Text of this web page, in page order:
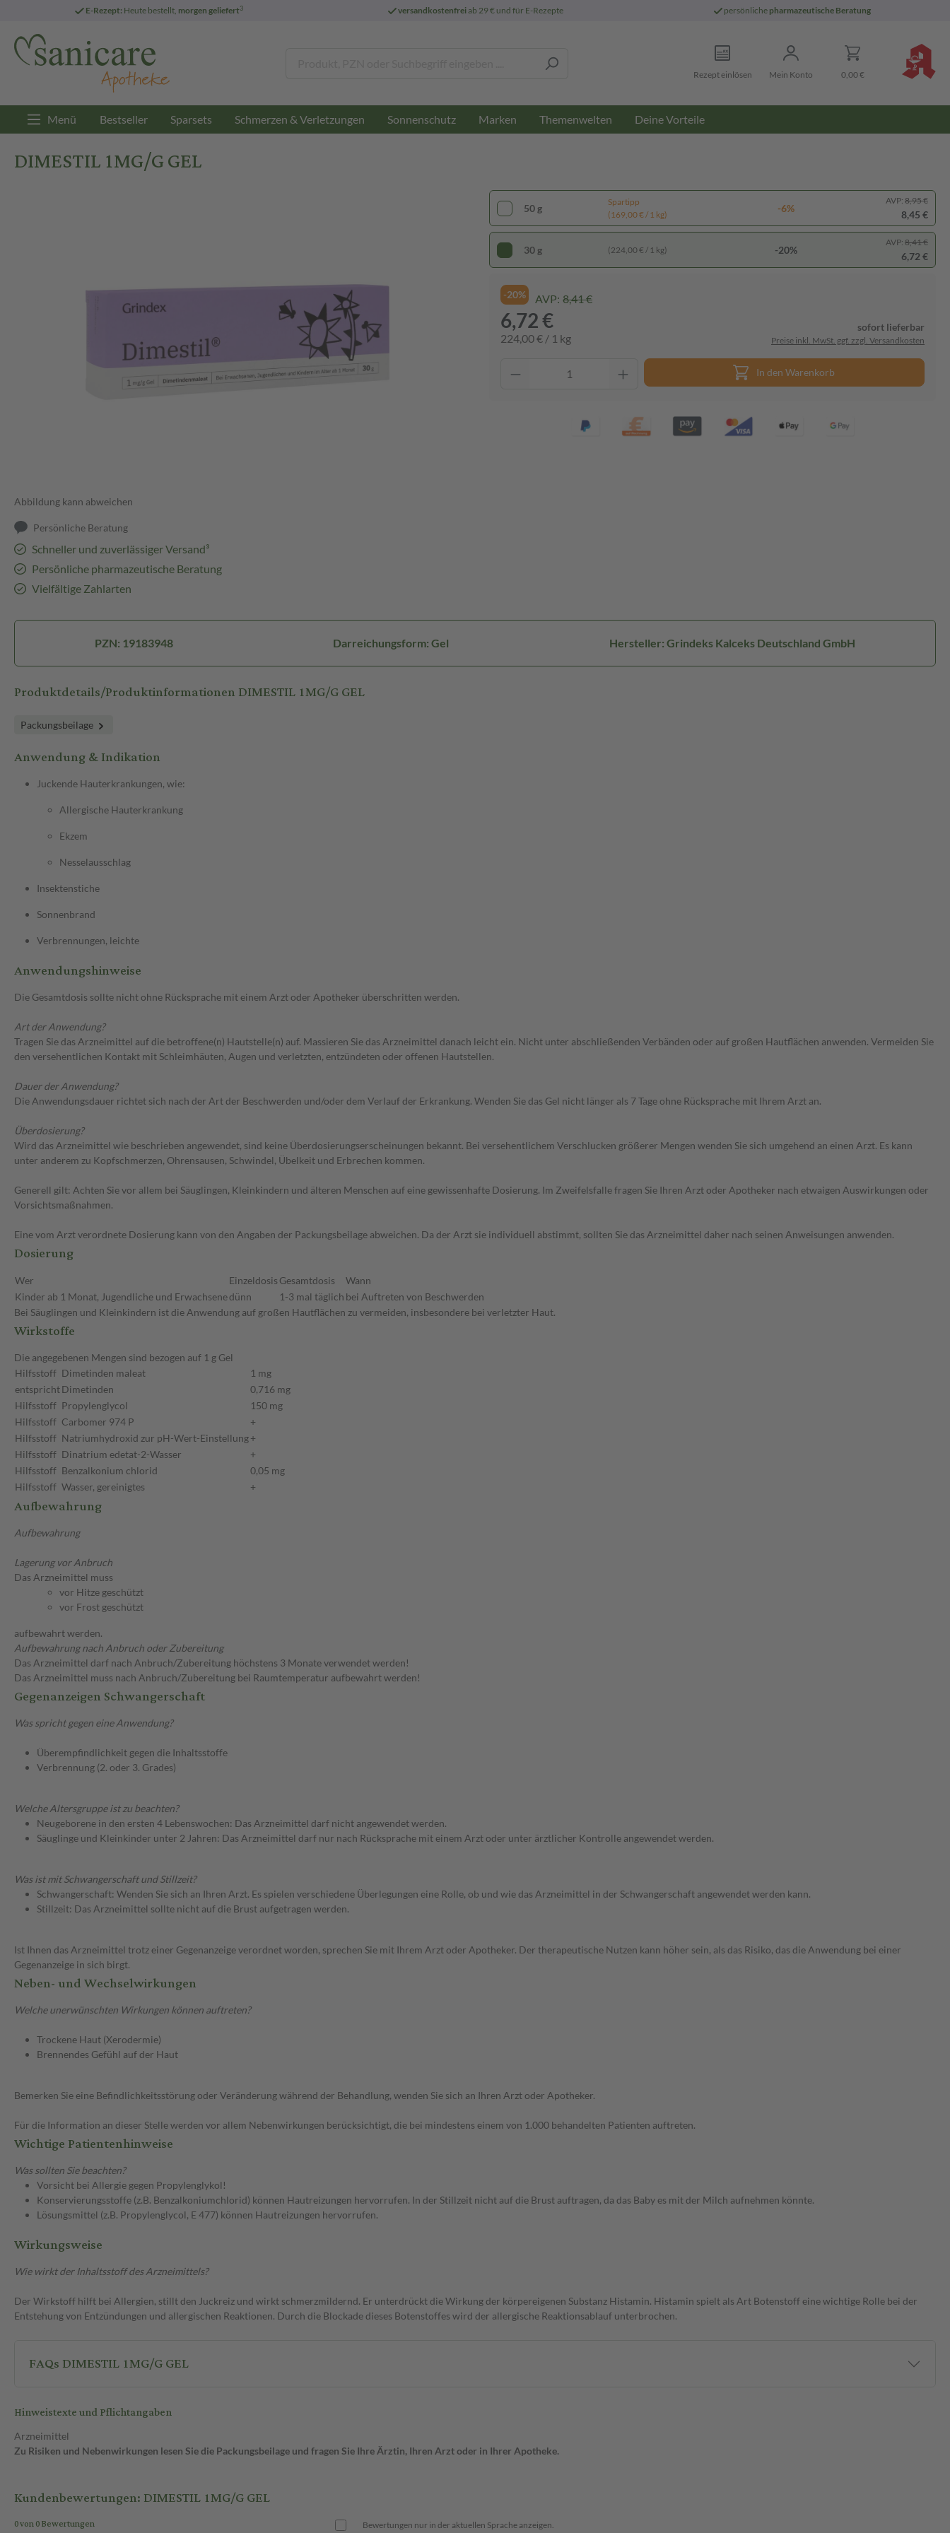
E-Rezept: Heute bestellt, morgen geliefert3 versandkostenfreiab 29 € und für E-Rezepte persönliche pharmazeutische Beratung
Rezept einlösen Mein Konto 0,00 €
Menü Bestseller Sparsets Schmerzen & Verletzungen Sonnenschutz Marken Themenwelten Deine Vorteile
DIMESTIL 1MG/G GEL
Abbildung kann abweichen
Persönliche Beratung
Schneller und zuverlässiger Versand³
Persönliche pharmazeutische Beratung
Vielfältige Zahlarten
50 g
Spartipp
(169,00 € / 1 kg)
-6%
AVP: 8,95 €
8,45 €
30 g (224,00 € / 1 kg) -20%
AVP: 8,41 €
6,72 €
-20% AVP: 8,41 €
6,72 €
224,00 € / 1 kg
sofort lieferbar
Preise inkl. MwSt. ggf. zzgl. Versandkosten
In den Warenkorb
PZN: 19183948 Darreichungsform: Gel Hersteller: Grindeks Kalceks Deutschland GmbH
Produktdetails/Produktinformationen DIMESTIL 1MG/G GEL
Packungsbeilage
Anwendung & Indikation
Juckende Hauterkrankungen, wie:
Allergische Hauterkrankung
Ekzem
Nesselausschlag
Insektenstiche
Sonnenbrand
Verbrennungen, leichte
Anwendungshinweise
Die Gesamtdosis sollte nicht ohne Rücksprache mit einem Arzt oder Apotheker überschritten werden.
Art der Anwendung?
Tragen Sie das Arzneimittel auf die betroffene(n) Hautstelle(n) auf. Massieren Sie das Arzneimittel danach leicht ein. Nicht unter abschließenden Verbänden oder auf großen Hautflächen anwenden. Vermeiden Sie
den versehentlichen Kontakt mit Schleimhäuten, Augen und verletzten, entzündeten oder offenen Hautstellen.
Dauer der Anwendung?
Die Anwendungsdauer richtet sich nach der Art der Beschwerden und/oder dem Verlauf der Erkrankung. Wenden Sie das Gel nicht länger als 7 Tage ohne Rücksprache mit Ihrem Arzt an.
Überdosierung?
Wird das Arzneimittel wie beschrieben angewendet, sind keine Überdosierungserscheinungen bekannt. Bei versehentlichem Verschlucken größerer Mengen wenden Sie sich umgehend an einen Arzt. Es kann
unter anderem zu Kopfschmerzen, Ohrensausen, Schwindel, Übelkeit und Erbrechen kommen.
Generell gilt: Achten Sie vor allem bei Säuglingen, Kleinkindern und älteren Menschen auf eine gewissenhafte Dosierung. Im Zweifelsfalle fragen Sie Ihren Arzt oder Apotheker nach etwaigen Auswirkungen oder
Vorsichtsmaßnahmen.
Eine vom Arzt verordnete Dosierung kann von den Angaben der Packungsbeilage abweichen. Da der Arzt sie individuell abstimmt, sollten Sie das Arzneimittel daher nach seinen Anweisungen anwenden.
Dosierung
Wer Einzeldosis Gesamtdosis
Wann
Kinder ab 1 Monat, Jugendliche und Erwachsenedünn 1-3 mal täglich bei Auftreten von Beschwerden
Bei Säuglingen und Kleinkindern ist die Anwendung auf großen Hautflächen zu vermeiden, insbesondere bei verletzter Haut.
Wirkstoffe
Die angegebenen Mengen sind bezogen auf 1 g Gel
Hilfsstoff Dimetinden maleat
1 mg
entsprichtDimetinden
0,716 mg
Hilfsstoff Propylenglycol
150 mg
Hilfsstoff Carbomer 974 P
+
Hilfsstoff Natriumhydroxid zur pH-Wert-Einstellung+
Hilfsstoff Dinatrium edetat-2-Wasser
+
Hilfsstoff Benzalkonium chlorid
0,05 mg
Hilfsstoff Wasser, gereinigtes +
Aufbewahrung
Aufbewahrung
Lagerung vor Anbruch
Das Arzneimittel muss
vor Hitze geschützt
vor Frost geschützt
aufbewahrt werden.
Aufbewahrung nach Anbruch oder Zubereitung
Das Arzneimittel darf nach Anbruch/Zubereitung höchstens 3 Monate verwendet werden!
Das Arzneimittel muss nach Anbruch/Zubereitung bei Raumtemperatur aufbewahrt werden!
Gegenanzeigen Schwangerschaft
Was spricht gegen eine Anwendung?
Überempfindlichkeit gegen die Inhaltsstoffe
Verbrennung (2. oder 3. Grades)
Welche Altersgruppe ist zu beachten?
Neugeborene in den ersten 4 Lebenswochen: Das Arzneimittel darf nicht angewendet werden.
Säuglinge und Kleinkinder unter 2 Jahren: Das Arzneimittel darf nur nach Rücksprache mit einem Arzt oder unter ärztlicher Kontrolle angewendet werden.
Was ist mit Schwangerschaft und Stillzeit?
Schwangerschaft: Wenden Sie sich an Ihren Arzt. Es spielen verschiedene Überlegungen eine Rolle, ob und wie das Arzneimittel in der Schwangerschaft angewendet werden kann.
Stillzeit: Das Arzneimittel sollte nicht auf die Brust aufgetragen werden.
Ist Ihnen das Arzneimittel trotz einer Gegenanzeige verordnet worden, sprechen Sie mit Ihrem Arzt oder Apotheker. Der therapeutische Nutzen kann höher sein, als das Risiko, das die Anwendung bei einer
Gegenanzeige in sich birgt.
Neben- und Wechselwirkungen
Welche unerwünschten Wirkungen können auftreten?
Trockene Haut (Xerodermie)
Brennendes Gefühl auf der Haut
Bemerken Sie eine Befindlichkeitsstörung oder Veränderung während der Behandlung, wenden Sie sich an Ihren Arzt oder Apotheker.
Für die Information an dieser Stelle werden vor allem Nebenwirkungen berücksichtigt, die bei mindestens einem von 1.000 behandelten Patienten auftreten.
Wichtige Patientenhinweise
Was sollten Sie beachten?
Vorsicht bei Allergie gegen Propylenglykol!
Konservierungsstoffe (z.B. Benzalkoniumchlorid) können Hautreizungen hervorrufen. In der Stillzeit nicht auf die Brust auftragen, da das Baby es mit der Milch aufnehmen könnte.
Lösungsmittel (z.B. Propylenglycol, E 477) können Hautreizungen hervorrufen.
Wirkungsweise
Wie wirkt der Inhaltsstoff des Arzneimittels?
Der Wirkstoff hilft bei Allergien, stillt den Juckreiz und wirkt schmerzmildernd. Er unterdrückt die Wirkung der körpereigenen Substanz Histamin. Histamin spielt als Art Botenstoff eine wichtige Rolle bei der
Entstehung von Entzündungen und allergischen Reaktionen. Durch die Blockade dieses Botenstoffes wird der allergische Reaktionsablauf unterbrochen.
FAQs DIMESTIL 1MG/G GEL
Hinweistexte und Pflichtangaben
Arzneimittel
Zu Risiken und Nebenwirkungen lesen Sie die Packungsbeilage und fragen Sie Ihre Ärztin, Ihren Arzt oder in Ihrer Apotheke.
Kundenbewertungen: DIMESTIL 1MG/G GEL
0 von 0 Bewertungen Bewertungen nur in der aktuellen Sprache anzeigen.